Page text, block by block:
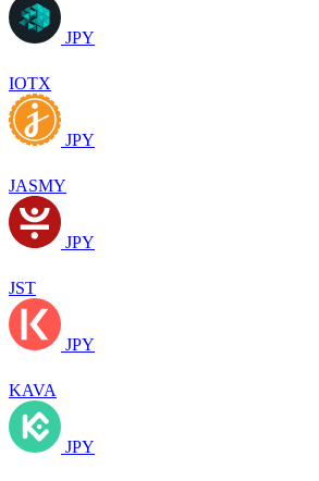
JPY
IOTX
JPY
JASMY
JPY
JST
JPY
KAVA
JPY